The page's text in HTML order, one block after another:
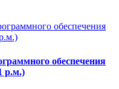
обеспечения
р.м.)